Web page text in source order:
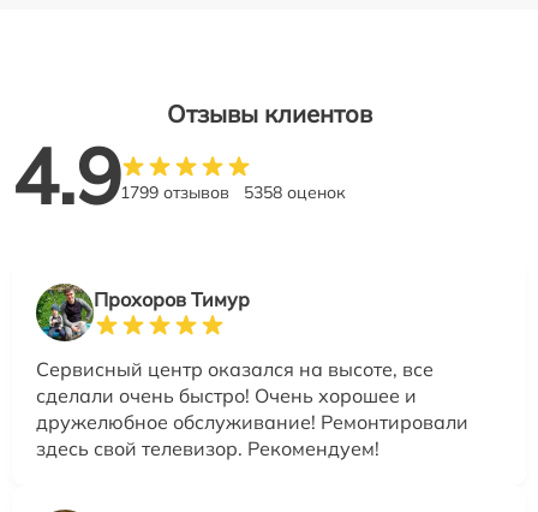
Отзывы клиентов
4.91799 отзывов 5358 оценок
Прохоров Тимур
Сервисный центр оказался на высоте, все
сделали очень быстро! Очень хорошее и
дружелюбное обслуживание! Ремонтировали
здесь свой телевизор. Рекомендуем!